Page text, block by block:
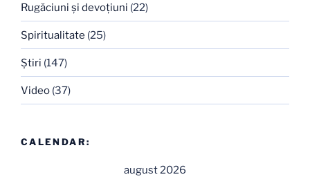
Rugăciuni şi devoţiuni (22)
Spiritualitate (25)
Ştiri (147)
Video (37)
CALENDAR:
august 2026